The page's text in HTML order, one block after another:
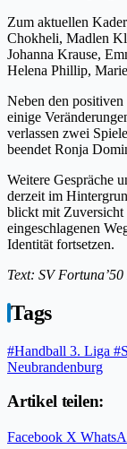
Zum aktuellen
Chokheli, Madlen
Johanna Krause,
Helena Phillip,
Neben den positiven
einige
verlassen zwei
beendet Ronja
Weitere Gespräche
derzeit im
blickt mit Zuversicht
eingeschlagenen
Identität fortsetzen.
Text: SV
Tags
#Handball 3. Liga
Neubrandenburg
Artikel teilen:
Facebook X